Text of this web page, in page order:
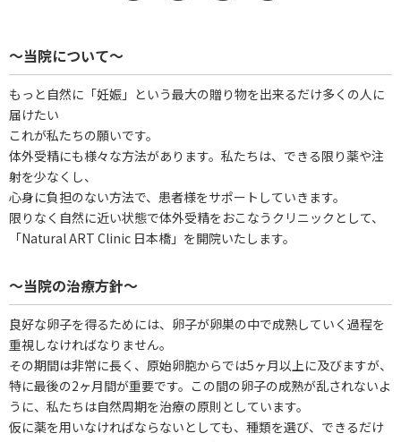
～当院について～
もっと自然に「妊娠」という最大の贈り物を出来るだけ多くの人に
届けたい
これが私たちの願いです。
体外受精にも様々な方法があります。私たちは、できる限り薬や注
射を少なくし、
心身に負担のない方法で、患者様をサポートしていきます。
限りなく自然に近い状態で体外受精をおこなうクリニックとして、
「Natural ART Clinic 日本橋」を開院いたします。
～当院の治療方針～
良好な卵子を得るためには、卵子が卵巣の中で成熟していく過程を
重視しなければなりません。
その期間は非常に長く、原始卵胞からでは5ヶ月以上に及びますが、
特に最後の2ヶ月間が重要です。この間の卵子の成熟が乱されないよ
うに、私たちは自然周期を治療の原則としています。
仮に薬を用いなければならないとしても、種類を選び、できるだけ